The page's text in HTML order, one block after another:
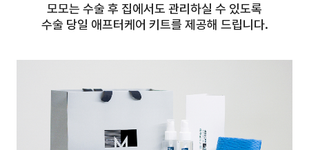
모모는 수술 후 집에서도 관리하실 수 있도록
수술 당일 애프터케어 키트를 제공해 드립니다.